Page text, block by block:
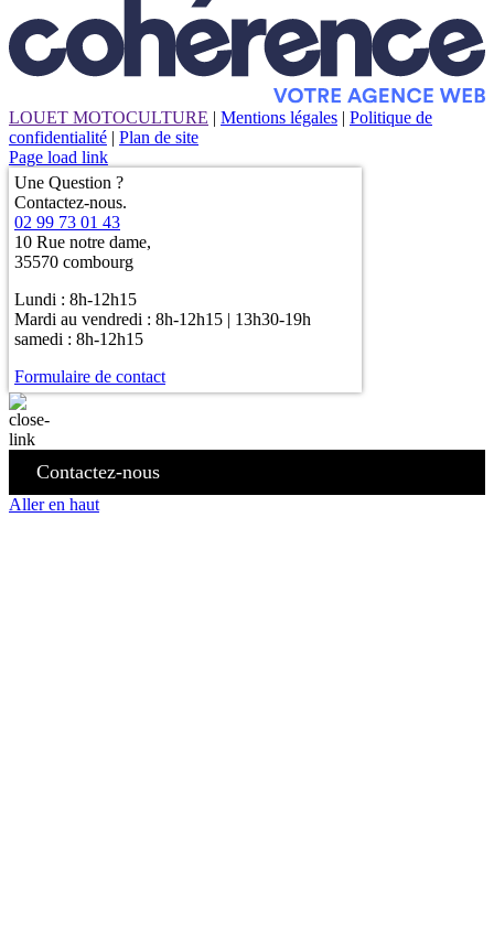
LOUET MOTOCULTURE Mentions légales
Politique de
confidentialité
Plan de site
Page load link
Une Question ?
Contactez-nous.
02 99 73 01 43
10 Rue notre dame,
35570 combourg
Lundi : 8h-12h15
Mardi au vendredi : 8h-12h15 | 13h30-19h
samedi : 8h-12h15
Formulaire de contact
Contactez-nous
Aller en haut